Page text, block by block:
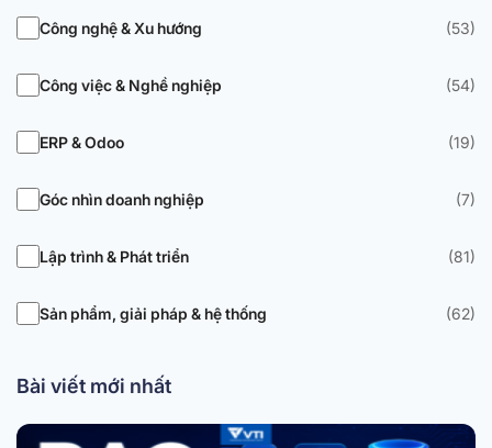
Bài viết mới nhất
Công nghệ & Xu hướng (53)
Công việc & Nghề nghiệp (54)
ERP & Odoo (19)
Góc nhìn doanh nghiệp (7)
Lập trình & Phát triển (81)
Sản phẩm, giải pháp & hệ thống (62)